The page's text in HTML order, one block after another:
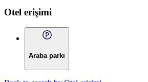
Otel erişimi
Araba parkı